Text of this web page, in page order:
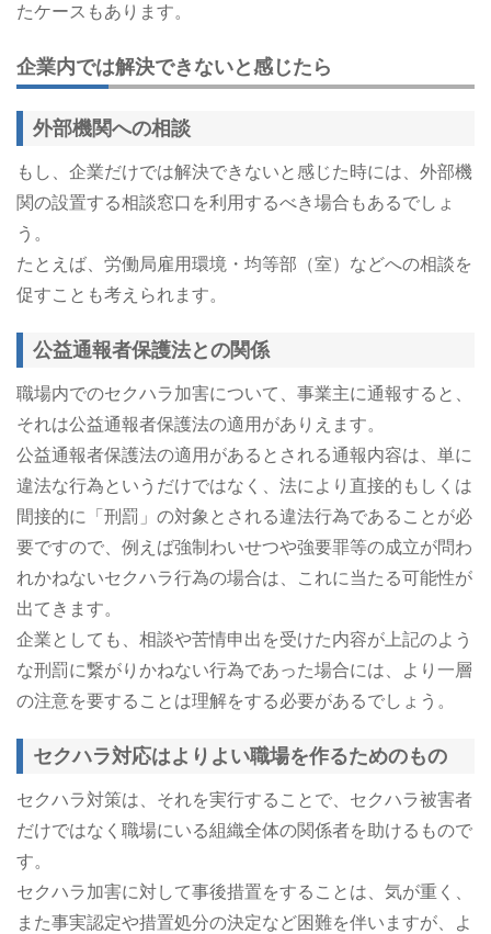
たケースもあります。
企業内では解決できないと感じたら
外部機関への相談
もし、企業だけでは解決できないと感じた時には、外部機
関の設置する相談窓口を利用するべき場合もあるでしょ
う。
たとえば、労働局雇用環境・均等部（室）などへの相談を
促すことも考えられます。
公益通報者保護法との関係
職場内でのセクハラ加害について、事業主に通報すると、
それは公益通報者保護法の適用がありえます。
公益通報者保護法の適用があるとされる通報内容は、単に
違法な行為というだけではなく、法により直接的もしくは
間接的に「刑罰」の対象とされる違法行為であることが必
要ですので、例えば強制わいせつや強要罪等の成立が問わ
れかねないセクハラ行為の場合は、これに当たる可能性が
出てきます。
企業としても、相談や苦情申出を受けた内容が上記のよう
な刑罰に繋がりかねない行為であった場合には、より一層
の注意を要することは理解をする必要があるでしょう。
セクハラ対応はよりよい職場を作るためのもの
セクハラ対策は、それを実行することで、セクハラ被害者
だけではなく職場にいる組織全体の関係者を助けるもので
す。
セクハラ加害に対して事後措置をすることは、気が重く、
また事実認定や措置処分の決定など困難を伴いますが、よ